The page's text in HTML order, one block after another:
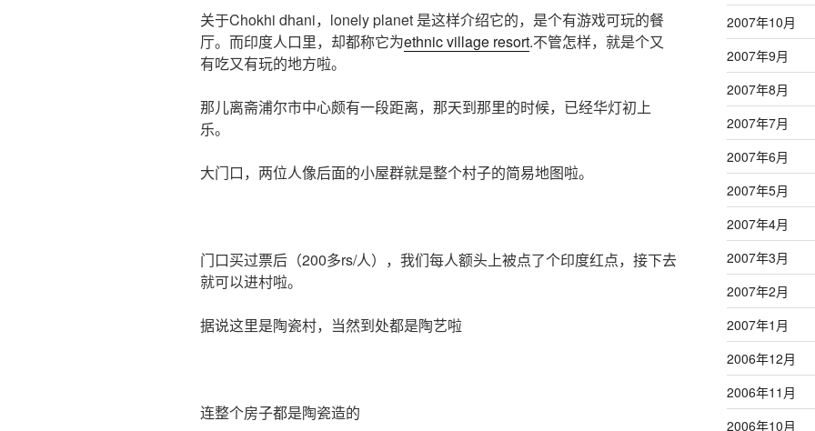
关于Chokhi dhani，lonely planet 是这样介绍它的，是个有游戏可玩的餐
厅。而印度人口里，却都称它为ethnic village resort.不管怎样，就是个又
有吃又有玩的地方啦。
那儿离斋浦尔市中心颇有一段距离，那天到那里的时候，已经华灯初上
乐。
大门口，两位人像后面的小屋群就是整个村子的简易地图啦。
门口买过票后（200多rs/人），我们每人额头上被点了个印度红点，接下去
就可以进村啦。
据说这里是陶瓷村，当然到处都是陶艺啦
连整个房子都是陶瓷造的
2007年10月
2007年9月
2007年8月
2007年7月
2007年6月
2007年5月
2007年4月
2007年3月
2007年2月
2007年1月
2006年12月
2006年11月
2006年10月